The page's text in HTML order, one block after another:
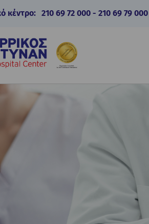
κέντρο: 210 69 72 000 - 210 69 79 000